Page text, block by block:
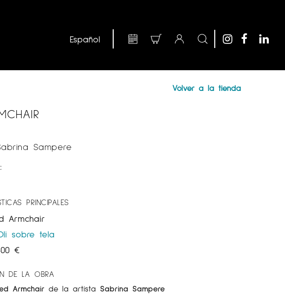
Volver a la tienda
Sampere
PRINCIPALES
Armchair
sobre tela
€
DE LA OBRA
Armchair de la artistaSabrina Sampere